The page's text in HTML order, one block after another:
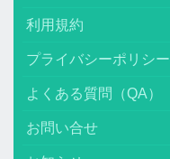
利用規約
プライバシーポリシー
よくある質問（QA）
お問い合せ